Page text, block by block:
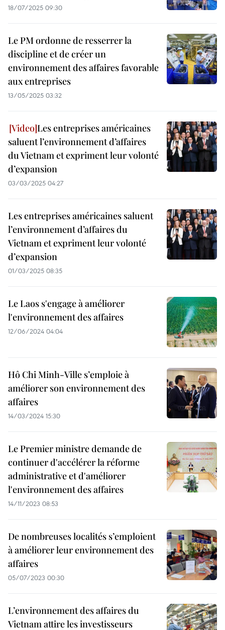
18/07/2025 09:30
Le PM ordonne de resserrer la
discipline et de créer un
environnement des affaires favorable
aux entreprises
13/05/2025 03:32
Les entreprises américaines
saluent l’environnement d’affaires
du Vietnam et expriment leur volonté
d’expansion
03/03/2025 04:27
Les entreprises américaines saluent
l’environnement d’affaires du
Vietnam et expriment leur volonté
d’expansion
01/03/2025 08:35
Le Laos s'engage à améliorer
l'environnement des affaires
12/06/2024 04:04
Hô Chi Minh-Ville s’emploie à
améliorer son environnement des
affaires
14/03/2024 15:30
Le Premier ministre demande de
continuer d'accélérer la réforme
administrative et d'améliorer
l'environnement des affaires
14/11/2023 08:53
De nombreuses localités s’emploient
à améliorer leur environnement des
affaires
05/07/2023 00:30
L’environnement des affaires du
Vietnam attire les investisseurs